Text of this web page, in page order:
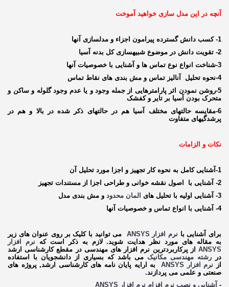
آنچه در این مدل سازی خواهید آموخت
1- کسب دانش گسترده پیرامون اجزاء و مدل­سازی آن­ها
2- تقویت دانش در موضوع شبیه­سازی کل بدنه آسیا
3-شناخت انواع نوع تماس ها و آشنایی با خصوصیات آنها
4-نحوه تحلیل آنالیز تماس و مش بندی های نقاط تماس
5-روشن نمودن اثر پارامترهایی از جمله وجود و یا عدم وجود گلوله و ساکن و
متحرک بودن آسیا بر تایر و کفشک
6-مقایسه حالت­های مختلف آسیا هم در حالت­های ذکر شده در بالا و هم در
پرشدگی­های متفاوت
نکات و الزامات
1-آشنایی کامل به نحوه کار تجهیز و اجزا مورد تحلیل آن
2- آشنایی با اصول نقشه خوانی و طراحی اجزا از مستندات تجهیز
3- آشنایی اولیه با تحلیل های
المان محدود و مش بندی مدل
4- آشنایی با انواع تماس و خصوصیات آنها
برای آشنایی با نرم افزار ANSYS می توانید با کلیک بر روی عنوان های زیر
به مقاله های مورد نظر هدایت شوید. لازم به ذکر است که نرم افزار
ANSYS از پرکاربردترین نرم افزار های مهندسی در مقطع کارشناسی ارشد
در رشته مهندسی مکانیک می باشد که بسیاری از دانشجویان با استفاده
از نرم افزار ANSYSبه ارایه پایان نامه های کارشناسی ارشد, پروژه های
صنعتی و علمی می پردازند.
- آشنایی و نصب نرم افزام نرم افزار ANSYS